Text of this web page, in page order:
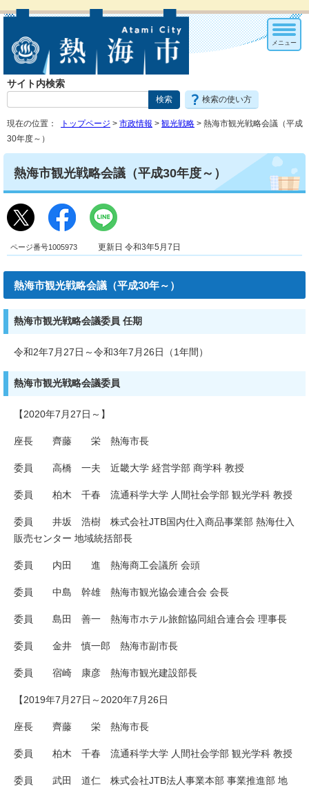
サイト内検索
検索の使い方
メニュー
現在の位置： トップページ > 市政情報 > 観光戦略 > 熱海市観光戦略会議（平成
30年度～）
熱海市観光戦略会議（平成30年度～）
ページ番号1005973 更新日 令和3年5月7日
熱海市観光戦略会議（平成30年～）
熱海市観光戦略会議委員 任期
令和2年7月27日～令和3年7月26日（1年間）
熱海市観光戦略会議委員
【2020年7月27日～】
座長 齊藤 栄 熱海市長
委員 高橋 一夫 近畿大学 経営学部 商学科 教授
委員 柏木 千春 流通科学大学 人間社会学部 観光学科 教授
委員 井坂 浩樹 株式会社JTB国内仕入商品事業部 熱海仕入
販売センター 地域統括部長
委員 内田 進 熱海商工会議所 会頭
委員 中島 幹雄 熱海市観光協会連合会 会長
委員 島田 善一 熱海市ホテル旅館協同組合連合会 理事長
委員 金井 慎一郎 熱海市副市長
委員 宿崎 康彦 熱海市観光建設部長
【2019年7月27日～2020年7月26日
座長 齊藤 栄 熱海市長
委員 柏木 千春 流通科学大学 人間社会学部 観光学科 教授
委員 武田 道仁 株式会社JTB法人事業本部 事業推進部 地